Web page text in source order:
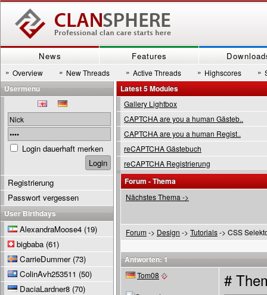
News Features
» Overview » New Threads » Active Threads » Highscores »
Latest 5 Modules
Gallery Lightbox
CAPTCHA are you a human Gästeb..
CAPTCHA are you a human Regist..
reCAPTCHA Gästebuch
reCAPTCHA Registrierung
Forum - Thema
Nächstes Thema ->
Forum-> Design -> Tutorials-> CSS
Antworten: 1
Tom08
#
Usermenu
Login dauerhaft merken
Registrierung
Passwort vergessen
User Birthdays
AlexandraMoose4 (19)
bigbaba (61)
CarrieDummer(73)
ColinAvh253511 (50)
DaciaLardner8 (70)